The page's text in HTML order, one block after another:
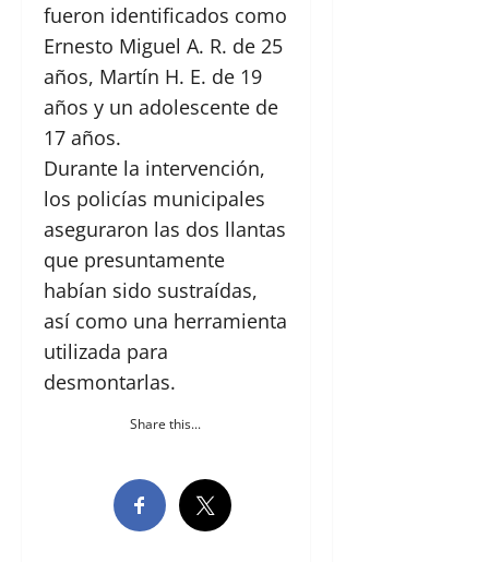
fueron identificados como
Ernesto Miguel A. R. de 25
años, Martín H. E. de 19
años y un adolescente de
17 años.
Durante la intervención,
los policías municipales
aseguraron las dos llantas
que presuntamente
habían sido sustraídas,
así como una herramienta
utilizada para
desmontarlas.
Share this...